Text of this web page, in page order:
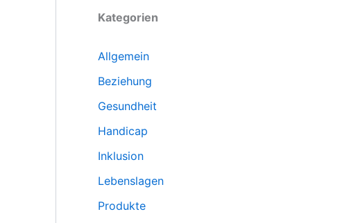
Kategorien
Allgemein
Beziehung
Gesundheit
Handicap
Inklusion
Lebenslagen
Produkte